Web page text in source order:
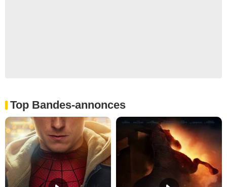
Top Bandes-annonces